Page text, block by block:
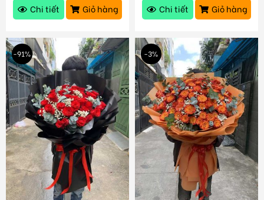
Chi tiết
Giỏ hàng
Chi tiết
Giỏ hàng
-91% -3%